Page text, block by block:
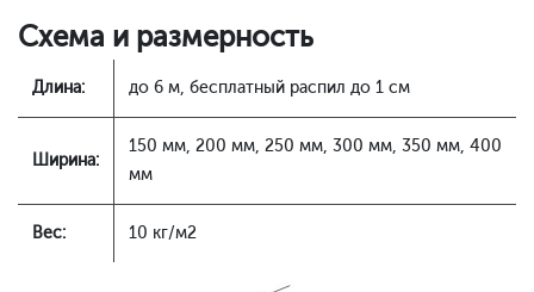
Схема и размерность
Длина: до 6 м, бесплатный распил до 1 см
Ширина:
150 мм, 200 мм, 250 мм, 300 мм, 350 мм, 400
мм
Вес: 10 кг/м2